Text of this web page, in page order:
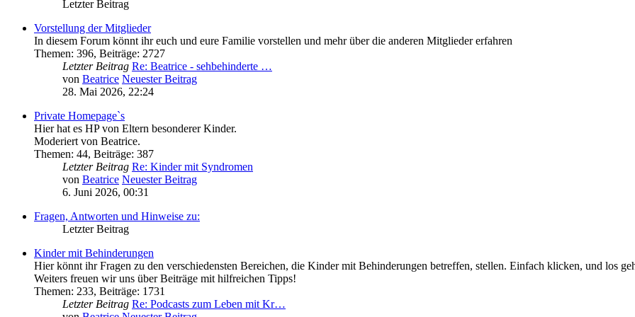
Letzter Beitrag
Vorstellung der Mitglieder
In diesem Forum könnt ihr euch und eure Familie vorstellen und mehr über die anderen Mitglieder erfahren
Themen: 396, Beiträge: 2727
Letzter Beitrag Re: Beatrice - sehbehinderte …
von Beatrice Neuester Beitrag
28. Mai 2026, 22:24
Private Homepage`s
Hier hat es HP von Eltern besonderer Kinder.
Moderiert von Beatrice.
Themen: 44, Beiträge: 387
Letzter Beitrag Re: Kinder mit Syndromen
von Beatrice Neuester Beitrag
6. Juni 2026, 00:31
Fragen, Antworten und Hinweise zu:
Letzter Beitrag
Kinder mit Behinderungen
Hier könnt ihr Fragen zu den verschiedensten Bereichen, die Kinder mit Behinderungen betreffen, stellen. Einfach klicken, und los
Weiters freuen wir uns über Beiträge mit hilfreichen Tipps!
Themen: 233, Beiträge: 1731
Letzter Beitrag Re: Podcasts zum Leben mit Kr…